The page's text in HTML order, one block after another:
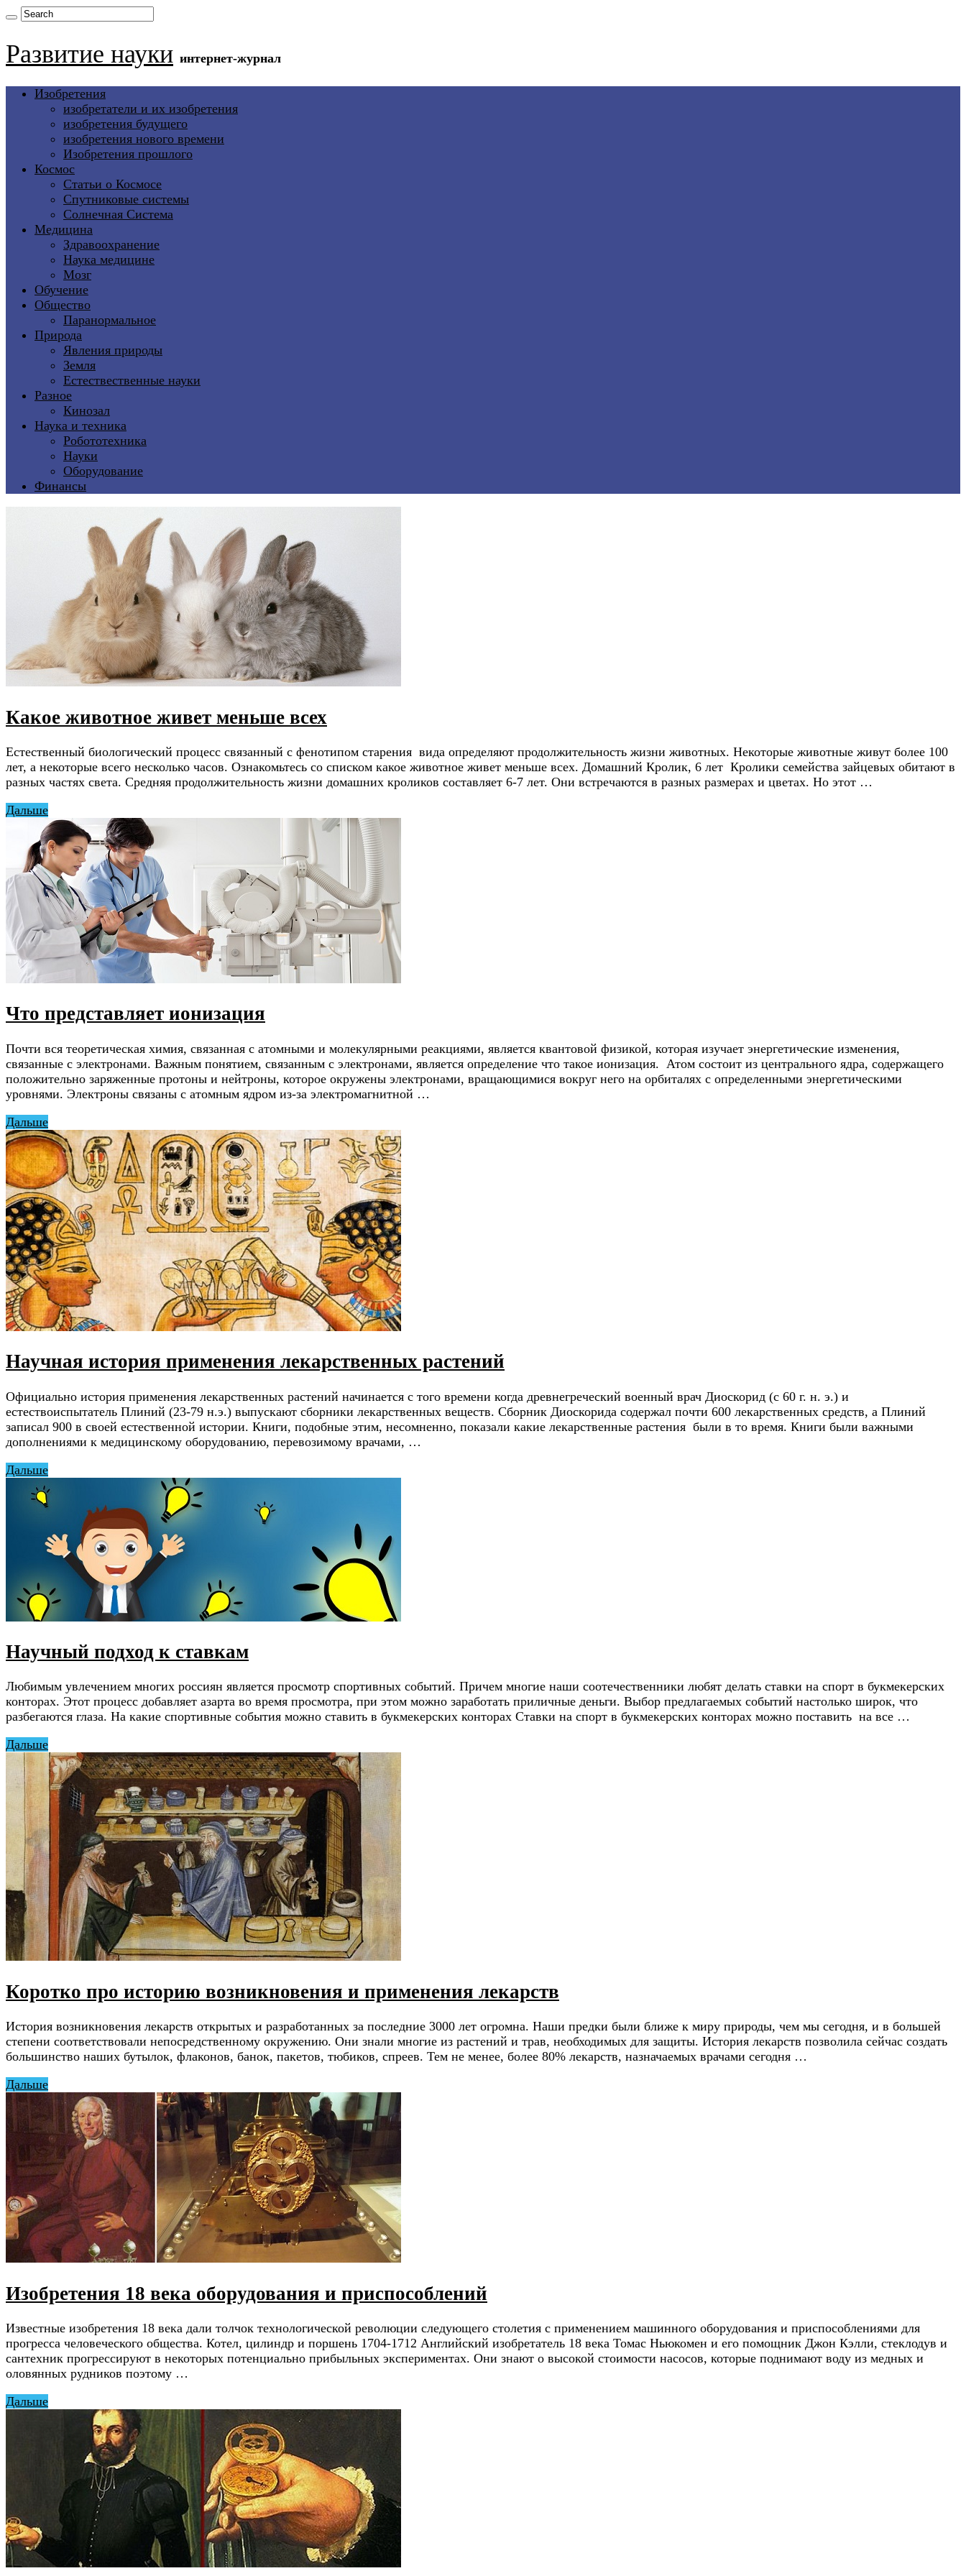
Развитие науки интернет-журнал
Изобретения
изобретатели и их изобретения
изобретения будущего
изобретения нового времени
Изобретения прошлого
Космос
Статьи о Космосе
Спутниковые системы
Солнечная Система
Медицина
Здравоохранение
Наука медицине
Мозг
Обучение
Общество
Паранормальное
Природа
Явления природы
Земля
Естествественные науки
Разное
Кинозал
Наука и техника
Робототехника
Науки
Оборудование
Финансы
Какое животное живет меньше всех
Естественный биологический процесс связанный с фенотипом старения вида определяют продолжительность жизни животных. Некоторые животные живут более 100
лет, а некоторые всего несколько часов. Ознакомьтесь со списком какое животное живет меньше всех. Домашний Кролик, 6 лет Кролики семейства зайцевых обитают в
разных частях света. Средняя продолжительность жизни домашних кроликов составляет 6-7 лет. Они встречаются в разных размерах и цветах. Но этот …
Дальше
Что представляет ионизация
Почти вся теоретическая химия, связанная с атомными и молекулярными реакциями, является квантовой физикой, которая изучает энергетические изменения,
связанные с электронами. Важным понятием, связанным с электронами, является определение что такое ионизация. Атом состоит из центрального ядра, содержащего
положительно заряженные протоны и нейтроны, которое окружены электронами, вращающимися вокруг него на орбиталях с определенными энергетическими
уровнями. Электроны связаны с атомным ядром из-за электромагнитной …
Дальше
Научная история применения лекарственных растений
Официально история применения лекарственных растений начинается с того времени когда древнегреческий военный врач Диоскорид (c 60 г. н. э.) и
естествоиспытатель Плиний (23-79 н.э.) выпускают сборники лекарственных веществ. Сборник Диоскорида содержал почти 600 лекарственных средств, а Плиний
записал 900 в своей естественной истории. Книги, подобные этим, несомненно, показали какие лекарственные растения были в то время. Книги были важными
дополнениями к медицинскому оборудованию, перевозимому врачами, …
Дальше
Научный подход к ставкам
Любимым увлечением многих россиян является просмотр спортивных событий. Причем многие наши соотечественники любят делать ставки на спорт в букмекерских
конторах. Этот процесс добавляет азарта во время просмотра, при этом можно заработать приличные деньги. Выбор предлагаемых событий настолько широк, что
разбегаются глаза. На какие спортивные события можно ставить в букмекерских конторах Ставки на спорт в букмекерских конторах можно поставить на все …
Дальше
Коротко про историю возникновения и применения лекарств
История возникновения лекарств открытых и разработанных за последние 3000 лет огромна. Наши предки были ближе к миру природы, чем мы сегодня, и в большей
степени соответствовали непосредственному окружению. Они знали многие из растений и трав, необходимых для защиты. История лекарств позволила сейчас создать
большинство наших бутылок, флаконов, банок, пакетов, тюбиков, спреев. Тем не менее, более 80% лекарств, назначаемых врачами сегодня …
Дальше
Изобретения 18 века оборудования и приспособлений
Известные изобретения 18 века дали толчок технологической революции следующего столетия с применением машинного оборудования и приспособлениями для
прогресса человеческого общества. Котел, цилиндр и поршень 1704-1712 Английский изобретатель 18 века Томас Ньюкомен и его помощник Джон Кэлли, стеклодув и
сантехник прогрессируют в некоторых потенциально прибыльных экспериментах. Они знают о высокой стоимости насосов, которые поднимают воду из медных и
оловянных рудников поэтому …
Дальше